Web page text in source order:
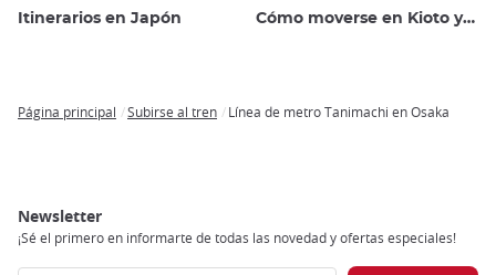
Itinerarios en Japón Cómo moverse en Kioto y alrededores
Página principal Subirse al tren Línea de metro Tanimachi en Osaka
Newsletter
¡Sé el primero en informarte de todas las novedad y ofertas especiales!